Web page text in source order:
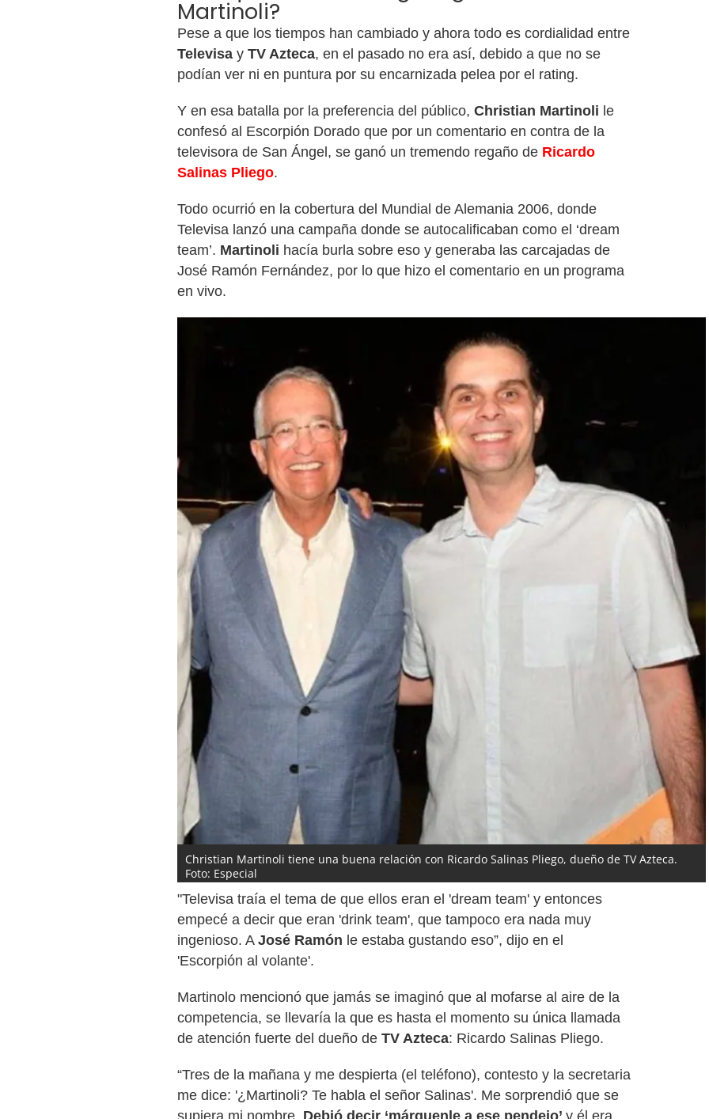
Martinoli?
Pese a que los tiempos han cambiado y ahora todo es cordialidad entre
Televisa y TV Azteca, en el pasado no era así, debido a que no se
podían ver ni en puntura por su encarnizada pelea por el rating.
Y en esa batalla por la preferencia del público, Christian Martinoli le
confesó al Escorpión Dorado que por un comentario en contra de la
televisora de San Ángel, se ganó un tremendo regaño de Ricardo
Salinas Pliego.
Todo ocurrió en la cobertura del Mundial de Alemania 2006, donde
Televisa lanzó una campaña donde se autocalificaban como el ‘dream
team’. Martinoli hacía burla sobre eso y generaba las carcajadas de
José Ramón Fernández, por lo que hizo el comentario en un programa
en vivo.
Christian Martinoli tiene una buena relación con Ricardo Salinas Pliego, dueño de TV Azteca.
Foto: Especial
"Televisa traía el tema de que ellos eran el 'dream team' y entonces
empecé a decir que eran 'drink team', que tampoco era nada muy
ingenioso. A José Ramón le estaba gustando eso”, dijo en el
'Escorpión al volante'.
Martinolo mencionó que jamás se imaginó que al mofarse al aire de la
competencia, se llevaría la que es hasta el momento su única llamada
de atención fuerte del dueño de TV Azteca: Ricardo Salinas Pliego.
“Tres de la mañana y me despierta (el teléfono), contesto y la secretaria
me dice: '¿Martinoli? Te habla el señor Salinas'. Me sorprendió que se
supiera mi nombre. Debió decir ‘márquenle a ese pendejo’ y él era